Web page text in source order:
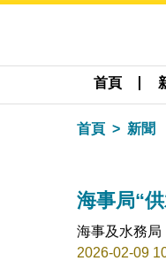
首頁
首頁 新聞
海事局“
海事及水務局
2026-02-09